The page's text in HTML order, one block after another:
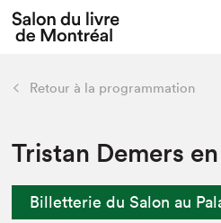
Tout sur l'édition
Actualités
Vidéos et Balados
retour
Édition 2022
Liens pratiques
Retour à la programmation
Tristan Demers
Billetterie du Salon au